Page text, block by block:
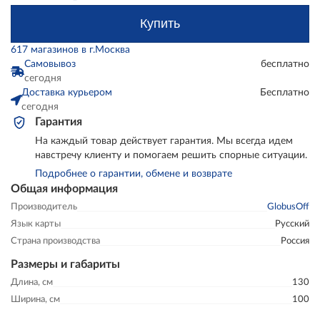
Общая информация
Производитель
GlobusOff
Язык карты
Русский
Страна производства
Россия
Размеры и габариты
Длина, см
130
Ширина, см
100
Купить
617 магазинов в г.Москва
Самовывоз
сегодня
бесплатно
Доставка курьером
сегодня
Бесплатно
Гарантия
На каждый товар действует гарантия. Мы всегда идем
навстречу клиенту и помогаем решить спорные ситуации.
Подробнее о гарантии, обмене и возврате